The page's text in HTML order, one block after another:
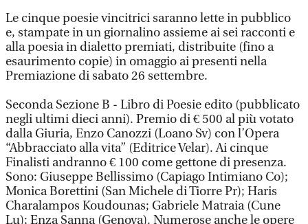
Le cinque poesie vincitrici saranno lette in pubblico
e, stampate in un giornalino assieme ai sei racconti e
alla poesia in dialetto premiati, distribuite (fino a
esaurimento copie) in omaggio ai presenti nella
Premiazione di sabato 26 settembre.
Seconda Sezione B - Libro di Poesie edito (pubblicato
negli ultimi dieci anni). Premio di € 500 al più votato
dalla Giuria, Enzo Canozzi (Loano Sv) con l’Opera
“Abbracciato alla vita” (Editrice Velar). Ai cinque
Finalisti andranno € 100 come gettone di presenza.
Sono: Giuseppe Bellissimo (Capiago Intimiano Co);
Monica Borettini (San Michele di Tiorre Pr); Haris
Charalampos Koudounas; Gabriele Matraia (Cune
Lu); Enza Sanna (Genova). Numerose anche le opere